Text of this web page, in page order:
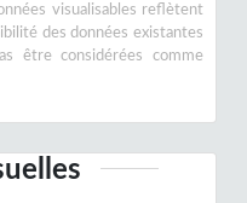
visualisables reflètent
des données existantes
être considérées comme